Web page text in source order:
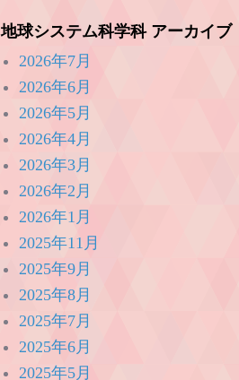
地球システム科学科 アーカイブ
2026年7月
2026年6月
2026年5月
2026年4月
2026年3月
2026年2月
2026年1月
2025年11月
2025年9月
2025年8月
2025年7月
2025年6月
2025年5月